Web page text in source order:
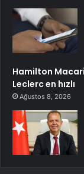
Hamilton
Leclerc en hızlı
Ağustos 8, 2026